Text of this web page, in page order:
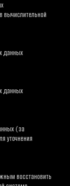
данных
данных
(за
уточнения
восстановить